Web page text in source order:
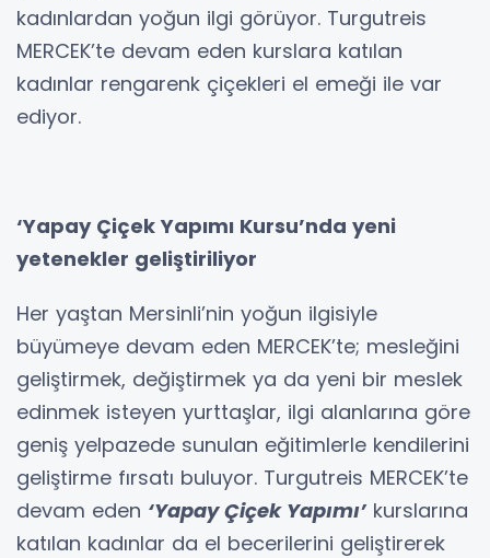
kadınlardan yoğun ilgi görüyor. Turgutreis
MERCEK’te devam eden kurslara katılan
kadınlar rengarenk çiçekleri el emeği ile var
ediyor.
‘Yapay Çiçek Yapımı Kursu’nda yeni
yetenekler geliştiriliyor
Her yaştan Mersinli’nin yoğun ilgisiyle
büyümeye devam eden MERCEK’te; mesleğini
geliştirmek, değiştirmek ya da yeni bir meslek
edinmek isteyen yurttaşlar, ilgi alanlarına göre
geniş yelpazede sunulan eğitimlerle kendilerini
geliştirme fırsatı buluyor. Turgutreis MERCEK’te
devam eden ‘Yapay Çiçek Yapımı’kurslarına
katılan kadınlar da el becerilerini geliştirerek